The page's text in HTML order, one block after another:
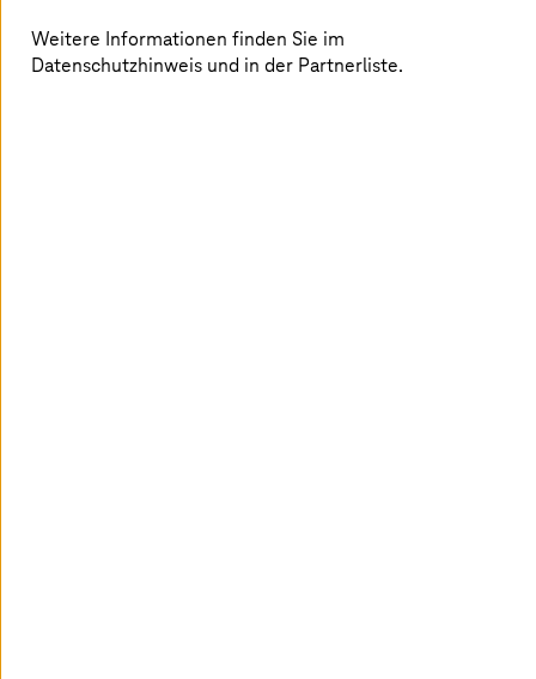
Weitere Informationen finden Sie im
Datenschutzhinweis und in der Partnerliste.